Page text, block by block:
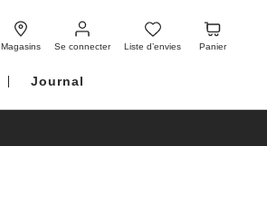
Magasins Se connecter
connecter
Liste d’envies
Liste
d’envies
Panier
Panier
Journal